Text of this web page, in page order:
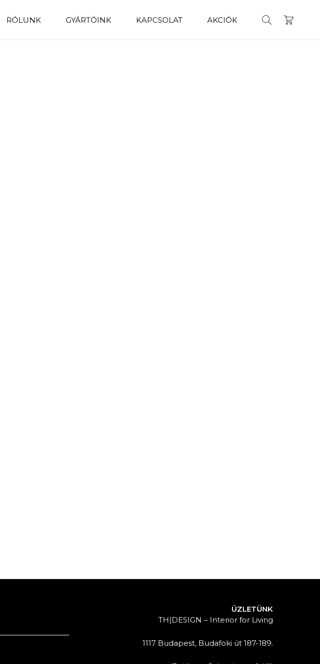
RÓLUNK GYÁRTÓINK KAPCSOLAT AKCIÓK
ÜZLETÜNK
TH|DESIGN – Interior for Living
1117 Budapest, Budafoki út 187-189.